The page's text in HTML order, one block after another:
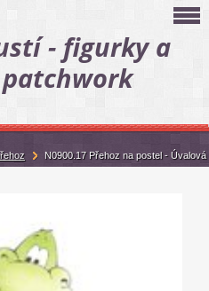
- figurky a
N0900.17 Přehoz na postel - Úvalová